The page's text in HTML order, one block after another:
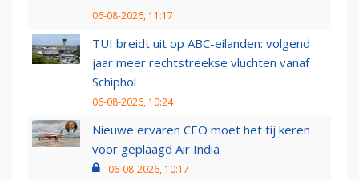
06-08-2026, 11:17
TUI breidt uit op ABC-eilanden: volgend
jaar meer rechtstreekse vluchten vanaf
Schiphol
06-08-2026, 10:24
Nieuwe ervaren CEO moet het tij keren
voor geplaagd Air India
06-08-2026, 10:17